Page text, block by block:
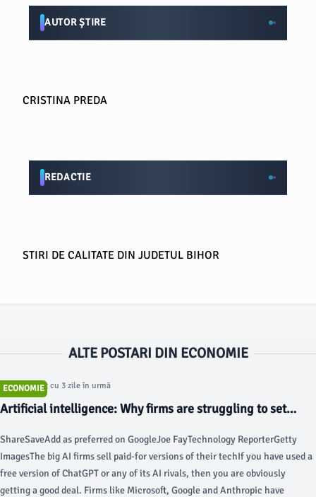
AUTOR ȘTIRE
CRISTINA PREDA
REDACTIE
STIRI DE CALITATE DIN JUDETUL BIHOR
ALTE POSTARI DIN ECONOMIE
ECONOMIE
Articol postat cu 3 zile în urmă
Artificial intelligence: Why firms are struggling to set
ShareSaveAdd as preferred on GoogleJoe FayTechnology ReporterGetty
ImagesThe big AI firms sell paid-for versions of their techIf you have used a
free version of ChatGPT or any of its AI rivals, then you are obviously
getting a good deal. Firms like Microsoft, Google and Anthropic have